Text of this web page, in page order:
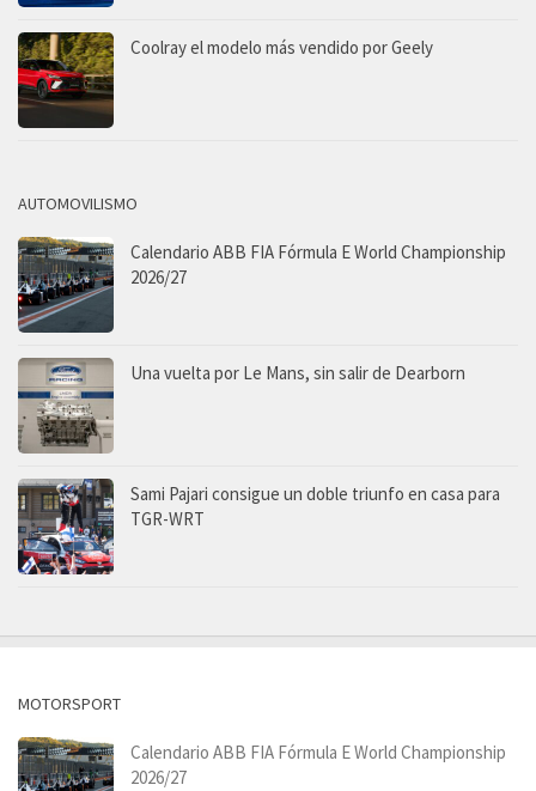
Coolray el modelo más vendido por Geely
AUTOMOVILISMO
Calendario ABB FIA Fórmula E World Championship
2026/27
Una vuelta por Le Mans, sin salir de Dearborn
Sami Pajari consigue un doble triunfo en casa para
TGR-WRT
MOTORSPORT
Calendario ABB FIA Fórmula E World Championship
2026/27